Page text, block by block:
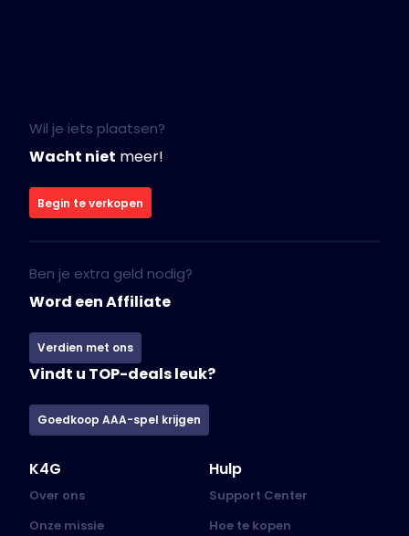
Wil je iets plaatsen?
Wacht niet meer!
Begin te verkopen
Ben je extra geld nodig?
Word een Affiliate
Verdien met ons
Vindt u TOP-deals leuk?
Goedkoop AAA-spel krijgen
K4G
Over ons
Onze missie
Hulp
Support Center
Hoe te kopen